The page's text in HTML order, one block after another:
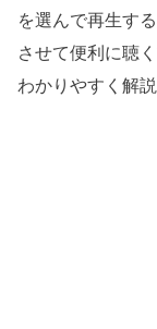
を選んで再生す
させて便利に聴
わかりやすく解説